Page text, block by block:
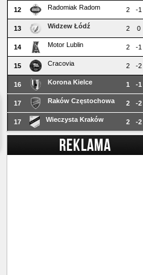
12 Radomiak Radom 2 -1
13 Widzew Łódź 2 0
14 Motor Lublin 2 -1
15 Cracovia 2 -2
16 Korona Kielce 1 -1
17 Raków Częstochowa 2 -2
17 Wieczysta Kraków 2 -2
REKLAMA